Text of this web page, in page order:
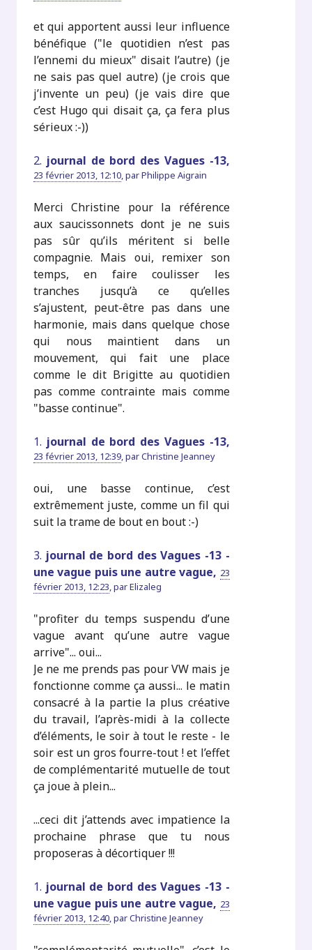
et qui apportent aussi leur influence
bénéfique ("le quotidien n’est pas
l’ennemi du mieux" disait l’autre) (je
ne sais pas quel autre) (je crois que
j’invente un peu) (je vais dire que
c’est Hugo qui disait ça, ça fera plus
sérieux :-))
2. journal de bord des Vagues -13,
23 février 2013, 12:10,parPhilippe Aigrain
Merci Christine pour la référence
aux saucissonnets dont je ne suis
pas sûr qu’ils méritent si belle
compagnie. Mais oui, remixer son
temps, en faire coulisser les
tranches jusqu’à ce qu’elles
s’ajustent, peut-être pas dans une
harmonie, mais dans quelque chose
qui nous maintient dans un
mouvement, qui fait une place
comme le dit Brigitte au quotidien
pas comme contrainte mais comme
"basse continue".
1. journal de bord des Vagues -13,
23 février 2013, 12:39,parChristine Jeanney
oui, une basse continue, c’est
extrêmement juste, comme un fil qui
suit la trame de bout en bout :-)
3. journal de bord des Vagues -13 -
une vague puis une autre vague, 23
février 2013, 12:23,parElizaleg
"profiter du temps suspendu d’une
vague avant qu’une autre vague
arrive"... oui...
Je ne me prends pas pour VW mais je
fonctionne comme ça aussi... le matin
consacré à la partie la plus créative
du travail, l’après-midi à la collecte
d’éléments, le soir à tout le reste - le
soir est un gros fourre-tout ! et l’effet
de complémentarité mutuelle de tout
ça joue à plein...
...ceci dit j’attends avec impatience la
prochaine phrase que tu nous
proposeras à décortiquer !!!
1. journal de bord des Vagues -13 -
une vague puis une autre vague, 23
février 2013, 12:40,parChristine Jeanney